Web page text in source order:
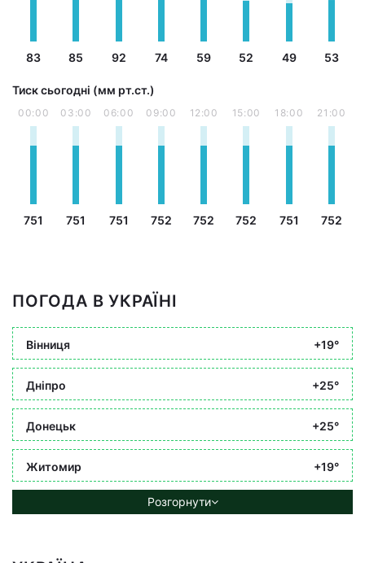
83 85 92 74 59 52 49 53
Тиск сьогодні (мм рт.ст.)
00:00
751
03:00
751
06:00
751
09:00
752
12:00
752
15:00
752
18:00
751
21:00
752
ПОГОДА В УКРАЇНІ
Вінниця +19°
Дніпро +25°
Донецьк +25°
Житомир +19°
Розгорнути